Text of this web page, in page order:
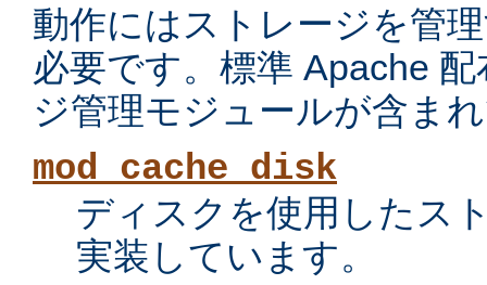
動作にはストレージを管
必要です。標準 Apache
ジ管理モジュールが含ま
mod_cache_disk
ディスクを使用したス
実装しています。